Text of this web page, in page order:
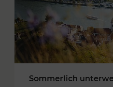
Sommerlich